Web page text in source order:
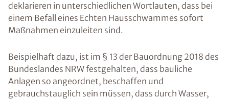
deklarieren in unterschiedlichen Wortlauten, dass bei
einem Befall eines Echten Hausschwammes sofort
Maßnahmen einzuleiten sind.
Beispielhaft dazu, ist im § 13 der Bauordnung 2018 des
Bundeslandes NRW festgehalten, dass bauliche
Anlagen so angeordnet, beschaffen und
gebrauchstauglich sein müssen, dass durch Wasser,